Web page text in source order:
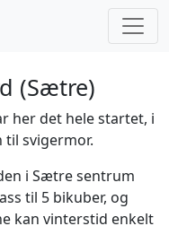
(Sætre)
her det hele startet, i
til svigermor.
i Sætre sentrum
til 5 bikuber, og
kan vinterstid enkelt